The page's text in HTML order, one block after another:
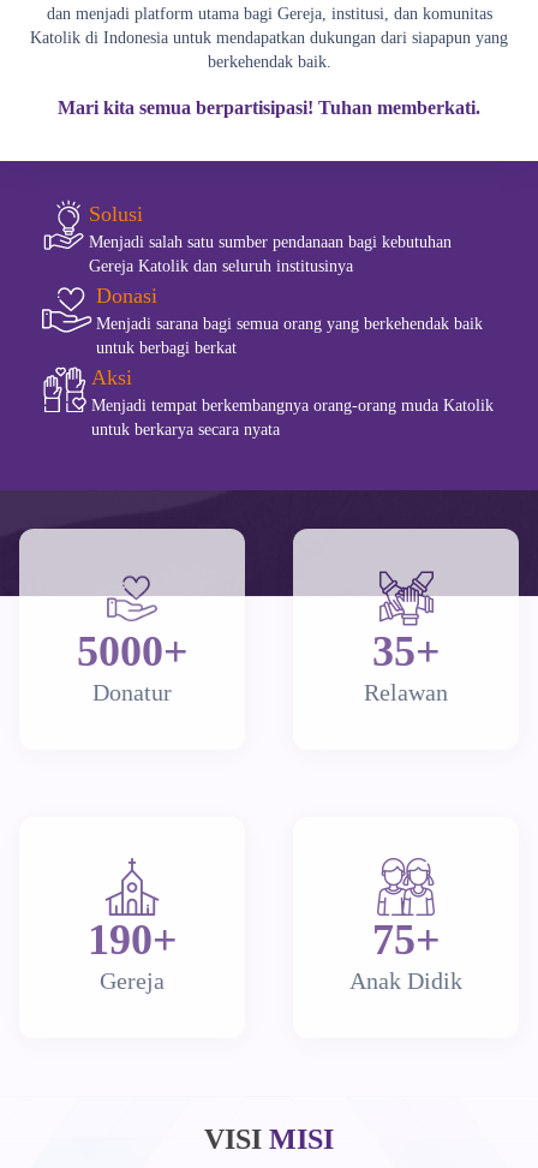
dan menjadi platform utama bagi Gereja, institusi, dan komunitas
Katolik di Indonesia untuk mendapatkan dukungan dari siapapun yang
berkehendak baik.
Mari kita semua berpartisipasi! Tuhan memberkati.
Solusi
Menjadi salah satu sumber pendanaan bagi kebutuhan
Gereja Katolik dan seluruh institusinya
Donasi
Menjadi sarana bagi semua orang yang berkehendak baik
untuk berbagi berkat
Aksi
Menjadi tempat berkembangnya orang-orang muda Katolik
untuk berkarya secara nyata
5000+
Donatur
35+
Relawan
190+
Gereja
75+
Anak Didik
VISI MISI